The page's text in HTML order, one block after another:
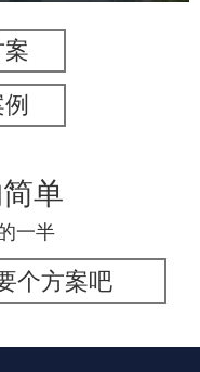
单
一半
个方案吧